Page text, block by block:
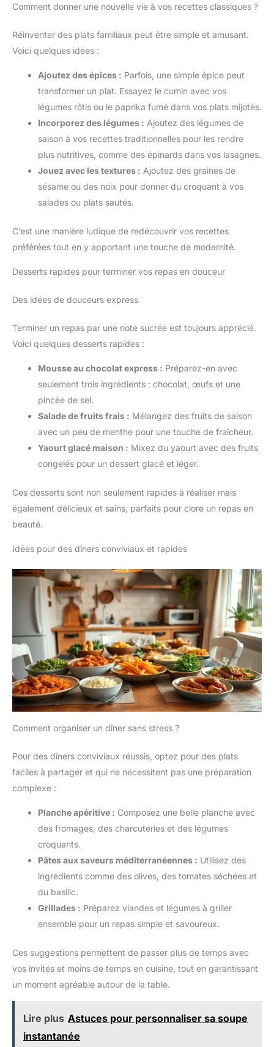
Comment donner une nouvelle vie à vos recettes classiques ?
Réinventer des plats familiaux peut être simple et amusant.
Voici quelques idées :
Ajoutez des épices : Parfois, une simple épice peut
transformer un plat. Essayez le cumin avec vos
légumes rôtis ou le paprika fumé dans vos plats mijotés.
Incorporez des légumes : Ajoutez des légumes de
saison à vos recettes traditionnelles pour les rendre
plus nutritives, comme des épinards dans vos lasagnes.
Jouez avec les textures : Ajoutez des graines de
sésame ou des noix pour donner du croquant à vos
salades ou plats sautés.
C’est une manière ludique de redécouvrir vos recettes
préférées tout en y apportant une touche de modernité.
Desserts rapides pour terminer vos repas en douceur
Des idées de douceurs express
Terminer un repas par une note sucrée est toujours apprécié.
Voici quelques desserts rapides :
Mousse au chocolat express : Préparez-en avec
seulement trois ingrédients : chocolat, œufs et une
pincée de sel.
Salade de fruits frais : Mélangez des fruits de saison
avec un peu de menthe pour une touche de fraîcheur.
Yaourt glacé maison : Mixez du yaourt avec des fruits
congelés pour un dessert glacé et léger.
Ces desserts sont non seulement rapides à réaliser mais
également délicieux et sains, parfaits pour clore un repas en
beauté.
Idées pour des dîners conviviaux et rapides
Comment organiser un dîner sans stress ?
Pour des dîners conviviaux réussis, optez pour des plats
faciles à partager et qui ne nécessitent pas une préparation
complexe :
Planche apéritive : Composez une belle planche avec
des fromages, des charcuteries et des légumes
croquants.
Pâtes aux saveurs méditerranéennes : Utilisez des
ingrédients comme des olives, des tomates séchées et
du basilic.
Grillades : Préparez viandes et légumes à griller
ensemble pour un repas simple et savoureux.
Ces suggestions permettent de passer plus de temps avec
vos invités et moins de temps en cuisine, tout en garantissant
un moment agréable autour de la table.
Lire plus Astuces pour personnaliser sa soupe
instantanée